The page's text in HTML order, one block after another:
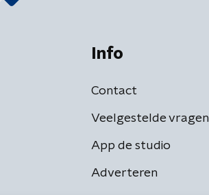
Info
Contact
Veelgestelde vragen
App de studio
Adverteren